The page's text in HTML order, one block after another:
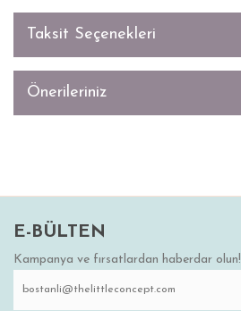
Taksit Seçenekleri
Önerileriniz
E-BÜLTEN
Kampanya ve fırsatlardan haberdar olun!